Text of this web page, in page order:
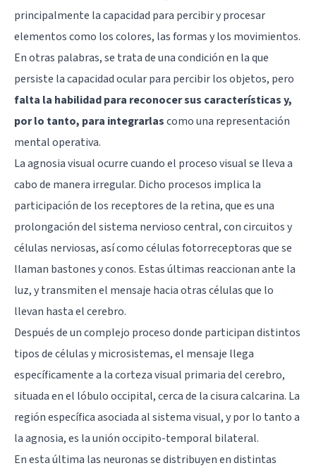
principalmente la capacidad para percibir y procesar
elementos como los colores, las formas y los movimientos.
En otras palabras, se trata de una condición en la que
persiste la capacidad ocular para percibir los objetos, pero
falta la habilidad para reconocer sus características y,
por lo tanto, para integrarlascomo una representación
mental operativa.
La agnosia visual ocurre cuando el proceso visual se lleva a
cabo de manera irregular. Dicho procesos implica la
participación de los receptores de la retina, que es una
prolongación del sistema nervioso central, con circuitos y
células nerviosas, así como células fotorreceptoras que se
llaman bastones y conos. Estas últimas reaccionan ante la
luz, y transmiten el mensaje hacia otras células que lo
llevan hasta el cerebro.
Después de un complejo proceso donde participan distintos
tipos de células y microsistemas, el mensaje llega
específicamente a la corteza visual primaria del cerebro,
situada en el lóbulo occipital, cerca de la cisura calcarina. La
región específica asociada al sistema visual, y por lo tanto a
la agnosia, es la unión occipito-temporal bilateral.
En esta última las neuronas se distribuyen en distintas